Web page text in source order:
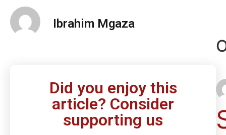
Ibrahim Mgaza
Did you enjoy this
article? Consider
supporting us